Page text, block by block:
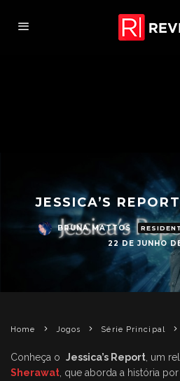
JESSICA’S
BRUNA MATTOS
22 DE JUNHO
Home Jogos Série Principal
Conheça o Jessica’s Report, um
Sherawat, que aborda a história